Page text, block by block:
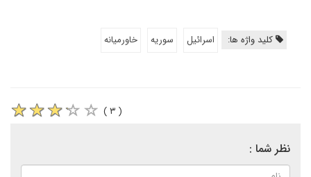
کلید واژه ها: اسرائیل سوریه خاورمیانه
( ۳ )
نظر شما :